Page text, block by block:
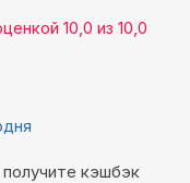
10,0 из 10,0
кэшбэк